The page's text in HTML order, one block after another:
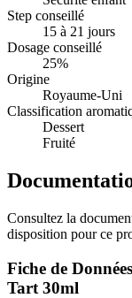
Step conseillé
15 à 21 jours
Dosage conseillé
25%
Origine
Royaume-Uni
Classification
Dessert
Fruité
Consultez la
disposition pour ce
Fiche de
Tart 30ml